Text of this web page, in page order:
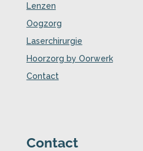
Lenzen
Oogzorg
Laserchirurgie
Hoorzorg by Oorwerk
Contact
Contact